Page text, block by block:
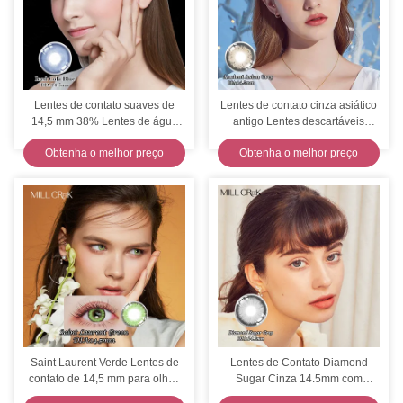
Lentes de contato suaves de
14,5 mm 38% Lentes de água
Millcreek
Obtenha o melhor preço
Lentes de contato cinza asiático
antigo Lentes descartáveis
diárias 14,5 mm de diâmetro
Obtenha o melhor preço
Saint Laurent Verde Lentes de
contato de 14,5 mm para olhos
secos 38% Água
Lentes de Contato Diamond
Sugar Cinza 14.5mm com
Curva Base 8.6mm